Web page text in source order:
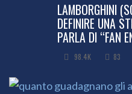
LAMBORGHINI
DEFINIRE UNA
PARLA DI “FAN
98.4K 83